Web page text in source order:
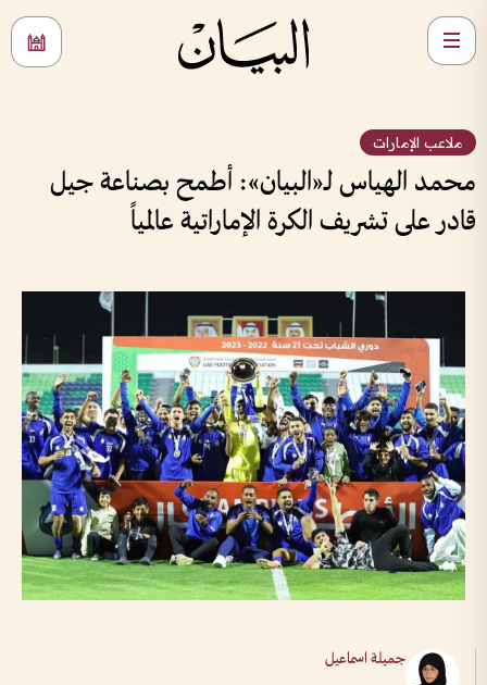
ملاعب الإمارات
محمد الهياس لـ«البيان»: أطمح بصناعة جيل
قادر على تشريف الكرة الإماراتية عالمياً
جميلة اسماعيل